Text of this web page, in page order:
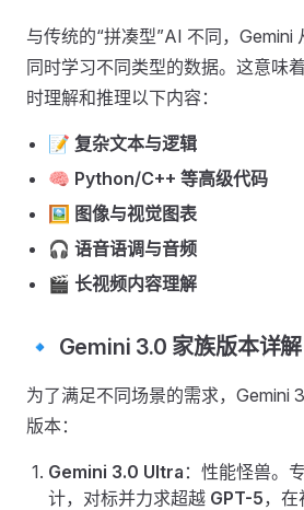
与传统的“拼凑型”AI 不同，Gemini
同时学习不同类型的数据。这意味
时理解和推理以下内容：
📝 复杂文本与逻辑
🧠 Python/C++ 等高级代码
🖼️ 图像与视觉图表
🎧 语音语调与音频
🎬 长视频内容理解
🔹 Gemini 3.0 家族版本详解
为了满足不同场景的需求，Gemini
版本：
Gemini 3.0 Ultra ：性能怪兽。
计，对标并力求超越 GPT-5，